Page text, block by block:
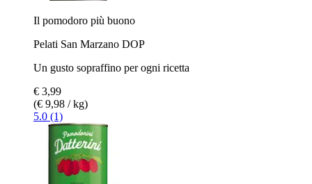
Il pomodoro più buono
Pelati San Marzano DOP
Un gusto sopraffino per ogni ricetta
€ 3,99
(€ 9,98 / kg)
5.0 (1)